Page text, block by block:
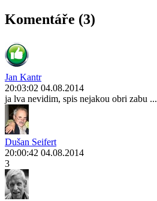
Komentáře (3)
Jan Kantr
20:03:02 04.08.2014
ja lva nevidim, spis nejakou obri zabu ...
Dušan Seifert
20:00:42 04.08.2014
3